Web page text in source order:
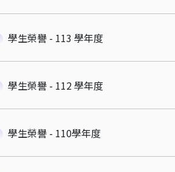
學生榮譽 - 113 學年度
學生榮譽 - 112 學年度
學生榮譽 - 110學年度